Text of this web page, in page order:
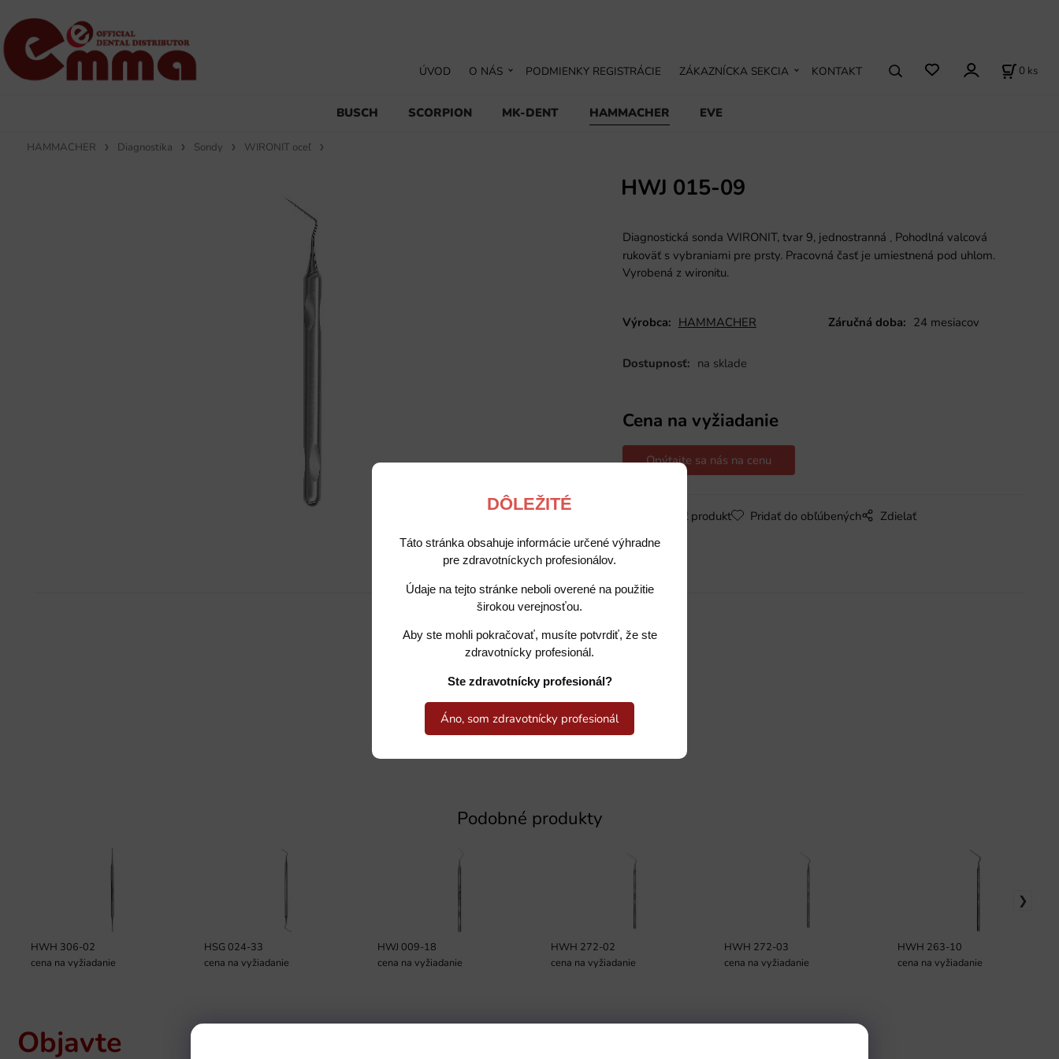
DÔLEŽITÉ
Táto stránka obsahuje informácie určené výhradne
pre zdravotníckych profesionálov.
Údaje na tejto stránke neboli overené na použitie
širokou verejnosťou.
Aby ste mohli pokračovať, musíte potvrdiť, že ste
zdravotnícky profesionál.
Ste zdravotnícky profesionál?
Áno, som zdravotnícky profesionál
BUSCH SCORPION MK-DENT HAMMACHER EVE
ÚVOD O NÁS PODMIENKY REGISTRÁCIE ZÁKAZNÍCKA SEKCIA KONTAKT 0 ks
HAMMACHER Diagnostika Sondy WIRONIT oceľ
HWJ 015-09
Diagnostická sonda WIRONIT, tvar 9, jednostranná . Pohodlná valcová
rukoväť s vybraniami pre prsty. Pracovná časť je umiestnená pod uhlom.
Vyrobená z wironitu.
Výrobca: HAMMACHER Záručná doba: 24 mesiacov
Dostupnosť: na sklade
Cena na vyžiadanie
Opýtajte sa nás na cenu
Sledovať produkt Pridať do obľúbených Zdielať
Podobné produkty
HWH 306-02
cena na vyžiadanie
HSG 024-33
cena na vyžiadanie
HWJ 009-18
cena na vyžiadanie
HWH 272-02
cena na vyžiadanie
HWH 272-03
cena na vyžiadanie
HWH 263-10
cena na vyžiadanie
Objavte